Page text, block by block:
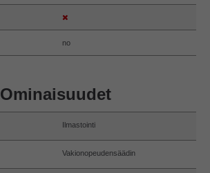
no
Ominaisuudet
Ilmastointi
Vakionopeudensäädin